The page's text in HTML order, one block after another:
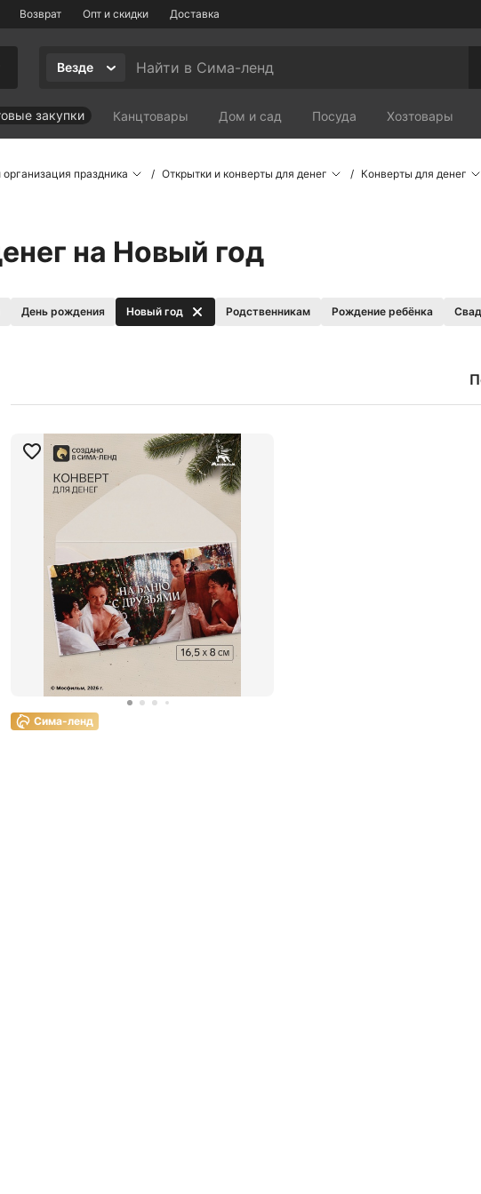
Возврат Опт и скидки Доставка
Везде
закупки Канцтовары Дом и сад Посуда Хозтовары
праздника Открытки и конверты для денег Конверты для денег
на Новый год
День рождения Новый год Родственникам Рождение ребёнка
Сима-ленд